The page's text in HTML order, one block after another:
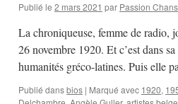
Publié le 2 mars 2021 par Passion
La chroniqueuse, femme de
26 novembre 1920. Et c’est dans
humanités gréco-latines. Puis elle
Publié dansbios | Marqué avec 1920,